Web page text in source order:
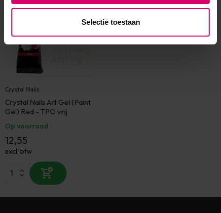
Selectie toestaan
Crystal Nails
Crystal Nails Art Gel (Paint
Gel) Red - TPO vrij
Op voorraad
12,55
excl. btw